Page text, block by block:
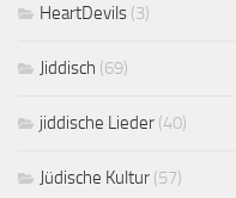
HeartDevils (3)
Jiddisch (69)
jiddische Lieder (40)
Jüdische Kultur (57)